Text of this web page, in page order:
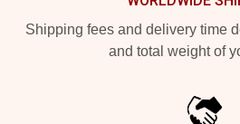
Shipping fees and delivery time
and total weight of